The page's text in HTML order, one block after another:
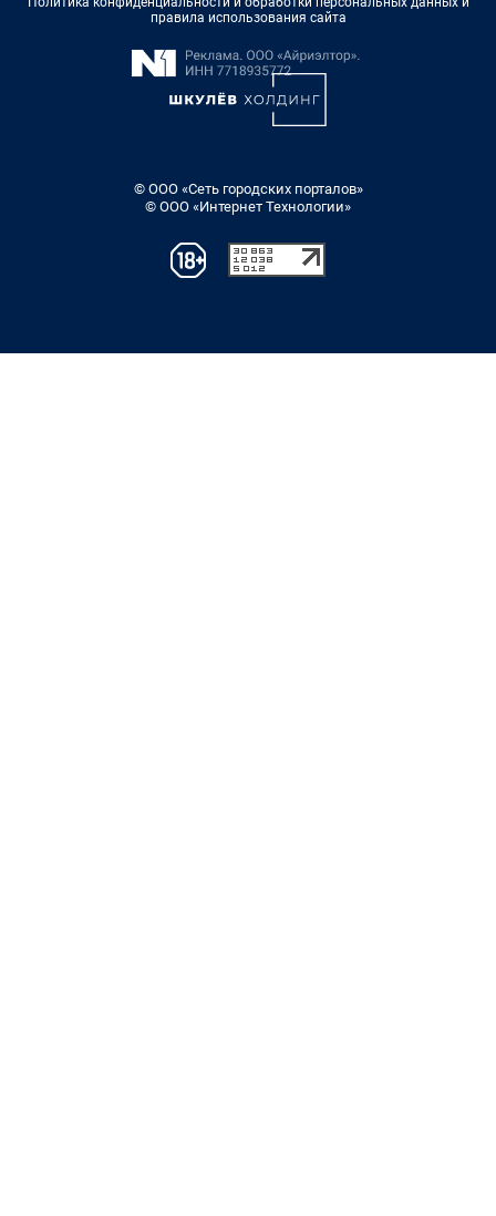
правила использования сайта
© ООО «Сеть городских порталов»
© ООО «Интернет Технологии»